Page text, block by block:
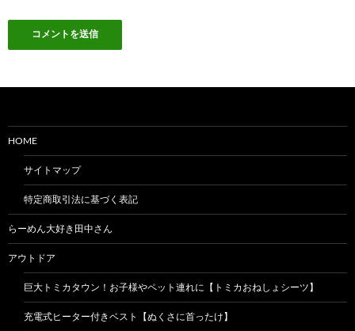
HOME
サイトマップ
特定商取引法に基づく表記
らーめん大好き田中さん
アウトドア
巨大トミカタウン！お子様やペット連れに【トミカおねしょシーツ】
充電式ヒーター付きベスト【ぬくさに首ったけ】